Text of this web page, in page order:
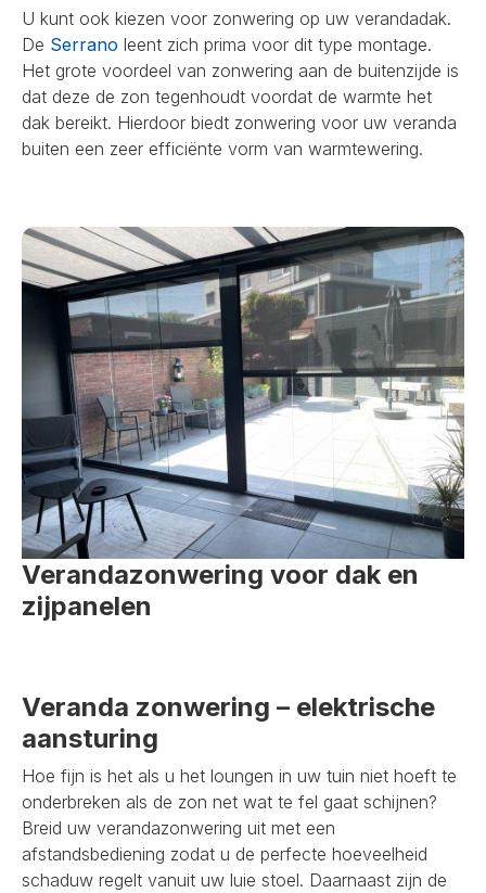
U kunt ook kiezen voor zonwering op uw verandadak.
De Serrano leent zich prima voor dit type montage.
Het grote voordeel van zonwering aan de buitenzijde is
dat deze de zon tegenhoudt voordat de warmte het
dak bereikt. Hierdoor biedt zonwering voor uw veranda
buiten een zeer efficiënte vorm van warmtewering.
Verandazonwering voor dak en
zijpanelen
Veranda zonwering – elektrische
aansturing
Hoe fijn is het als u het loungen in uw tuin niet hoeft te
onderbreken als de zon net wat te fel gaat schijnen?
Breid uw verandazonwering uit met een
afstandsbediening zodat u de perfecte hoeveelheid
schaduw regelt vanuit uw luie stoel. Daarnaast zijn de